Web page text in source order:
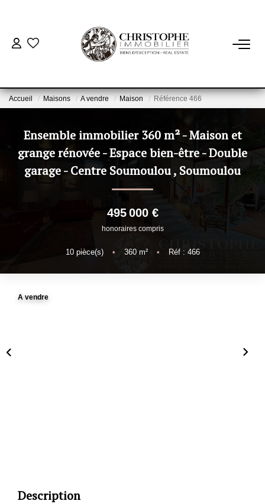
ACHETER
BIENS VENDUS
VENDRE
NOTRE AGENCE
Notre Équipe
Nous Rejoindre
Nos Actualités
Accueil Maisons A vendre Maison Référence 466
Ensemble immobilier 360 m² - Maison et
grange rénovée - Espace bien-être - Double
garage - Centre Soumoulou, Soumoulou
495 000 €
honoraires compris
10pièce(s) • 360m² • Réf : 466
A vendre
Description